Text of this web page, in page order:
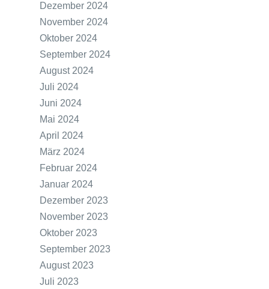
Dezember 2024
November 2024
Oktober 2024
September 2024
August 2024
Juli 2024
Juni 2024
Mai 2024
April 2024
März 2024
Februar 2024
Januar 2024
Dezember 2023
November 2023
Oktober 2023
September 2023
August 2023
Juli 2023